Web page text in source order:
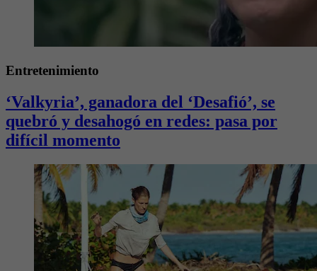
Entretenimiento
‘Valkyria’, ganadora del ‘Desafió’, se
quebró y desahogó en redes: pasa por
difícil momento